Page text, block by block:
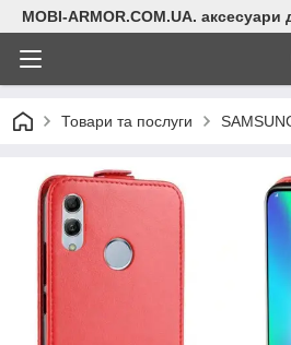
MOBI-ARMOR.COM.UA. аксесуари
Товари та послуги